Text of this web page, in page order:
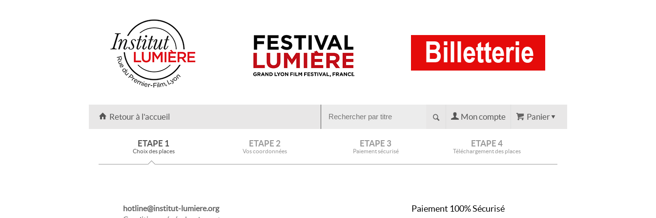
Retour à l'accueil Panier
Mon compte
ETAPE 1
Choix des places
ETAPE 2
Vos coordonnées
ETAPE 3
Paiement sécurisé
ETAPE 4
Téléchargement des places
hotline@institut-lumiere.org
Paiement 100% Sécurisé